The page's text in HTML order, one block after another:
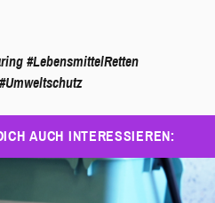
#LebensmittelRetten
#Umweltschutz
AUCH INTERESSIEREN: